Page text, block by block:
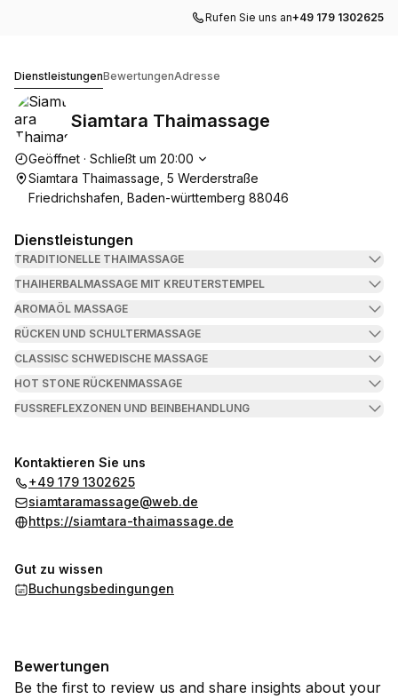
Rufen Sie uns an+49 179 1302625
DienstleistungenBewertungenAdresse
Siamtara Thaimassage
Die Öffnungszeiten
Geöffnet · Schließt um 20:00
Siamtara Thaimassage, 5 Werderstraße
Friedrichshafen, Baden-württemberg 88046
Dienstleistungen
TRADITIONELLE THAIMASSAGE
THAIHERBALMASSAGE MIT KREUTERSTEMPEL
AROMAÖL MASSAGE
RÜCKEN UND SCHULTERMASSAGE
CLASSISC SCHWEDISCHE MASSAGE
HOT STONE RÜCKENMASSAGE
FUSSREFLEXZONEN UND BEINBEHANDLUNG
Kontaktieren Sie uns
+49 179 1302625
siamtaramassage@web.de
https://siamtara-thaimassage.de
Gut zu wissen
Buchungsbedingungen
Bewertungen
Be the first to review us and share insights about your